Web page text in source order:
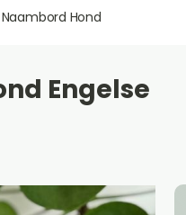
Naambord Hond
Engelse